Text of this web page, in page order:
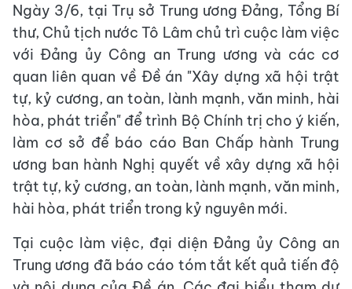
Ngày 3/6, tại Trụ sở Trung ương Đảng, Tổng Bí
thư, Chủ tịch nước Tô Lâm chủ trì cuộc làm việc
với Đảng ủy Công an Trung ương và các cơ
quan liên quan về Đề án "Xây dựng xã hội trật
tự, kỷ cương, an toàn, lành mạnh, văn minh, hài
hòa, phát triển" để trình Bộ Chính trị cho ý kiến,
làm cơ sở để báo cáo Ban Chấp hành Trung
ương ban hành Nghị quyết về xây dựng xã hội
trật tự, kỷ cương, an toàn, lành mạnh, văn minh,
hài hòa, phát triển trong kỷ nguyên mới.
Tại cuộc làm việc, đại diện Đảng ủy Công an
Trung ương đã báo cáo tóm tắt kết quả tiến độ